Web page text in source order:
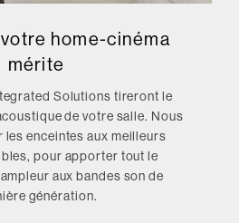
home-cinéma
mérite
Solutions tireront le
de votre salle. Nous
enceintes aux meilleurs
pour apporter tout le
aux bandes son de
génération.